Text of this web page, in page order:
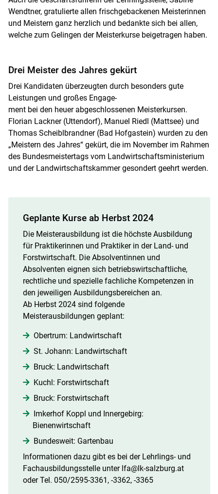
Wendtner, gratulierte allen frischgebackenen Meisterinnen
und Meistern ganz herzlich und bedankte sich bei allen,
welche zum Gelingen der Meisterkurse beigetragen haben.
Drei Meister des Jahres gekürt
Drei Kandidaten überzeugten durch besonders gute
Leistungen und großes Engage-
ment bei den heuer abgeschlossenen Meisterkursen.
Florian Lackner (Uttendorf), Manuel Riedl (Mattsee) und
Thomas Scheiblbrandner (Bad Hofgastein) wurden zu den
„Meistern des Jahres“ gekürt, die im November im Rahmen
des Bundesmeistertags vom Landwirtschaftsministerium
und der Landwirtschaftskammer gesondert geehrt werden.
Geplante Kurse ab Herbst 2024
Die Meisterausbildung ist die höchste Ausbildung
für Praktikerinnen und Praktiker in der Land- und
Forstwirtschaft. Die Absolventinnen und
Absolventen eignen sich betriebswirtschaftliche,
rechtliche und spezielle fachliche Kompetenzen in
den jeweiligen Ausbildungsbereichen an.
Ab Herbst 2024 sind folgende
Meisterausbildungen geplant:
Obertrum: Landwirtschaft
St. Johann: Landwirtschaft
Bruck: Landwirtschaft
Kuchl: Forstwirtschaft
Bruck: Forstwirtschaft
Imkerhof Koppl und Innergebirg:
Bienenwirtschaft
Bundesweit: Gartenbau
Informationen dazu gibt es bei der Lehrlings- und
Fachausbildungsstelle unter lfa@lk-salzburg.at
oder Tel. 050/2595-3361, -3362, -3365